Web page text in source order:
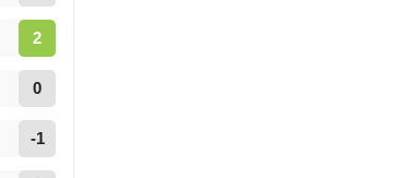
2
0
-1